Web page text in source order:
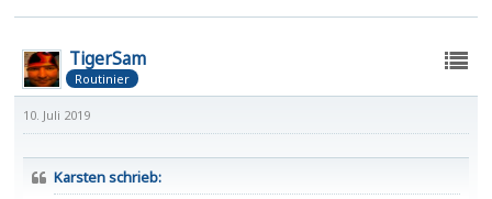
TigerSam
Routinier
10. Juli 2019
Karsten schrieb: